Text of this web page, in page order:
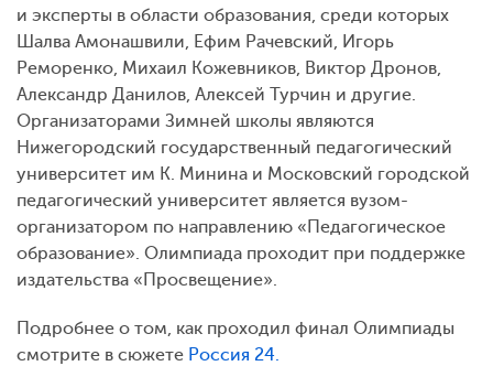
и эксперты в области образования, среди которых
Шалва Амонашвили, Ефим Рачевский, Игорь
Реморенко, Михаил Кожевников, Виктор Дронов,
Александр Данилов, Алексей Турчин и другие.
Организаторами Зимней школы являются
Нижегородский государственный педагогический
университет им К. Минина и Московский городской
педагогический университет является вузом-
организатором по направлению «Педагогическое
образование». Олимпиада проходит при поддержке
издательства «Просвещение».
Подробнее о том, как проходил финал Олимпиады
смотрите в сюжете Россия 24.